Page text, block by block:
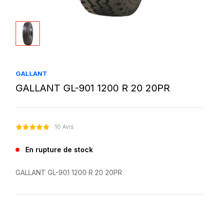
GALLANT
GALLANT GL-901 1200 R 20 20PR
10 Avis
En rupture de stock
GALLANT GL-901 1200 R 20 20PR